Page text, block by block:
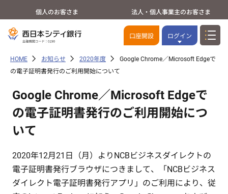
個人のお客さま 法人・個人事業主のお客さま
口座開設 ログイン
HOME お知らせ 2020年度
Google Chrome／Microsoft Edgeで
の電子証明書発行のご利用開始について
Google Chrome／Microsoft Edgeで
の電子証明書発行のご利用開始につ
いて
2020年12月21日（月）よりNCBビジネスダイレクトの
電子証明書発行ブラウザにつきまして、「NCBビジネス
ダイレクト電子証明書発行アプリ」のご利用により、従